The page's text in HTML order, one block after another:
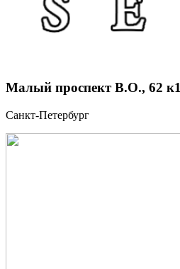
Малый проспект В.О., 62 к1
Санкт-Петербург